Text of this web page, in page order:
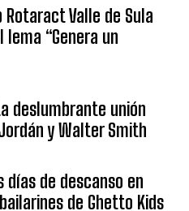
Valle de Sula
“Genera un
deslumbrante unión
y Walter Smith
de descanso en
de Ghetto Kids